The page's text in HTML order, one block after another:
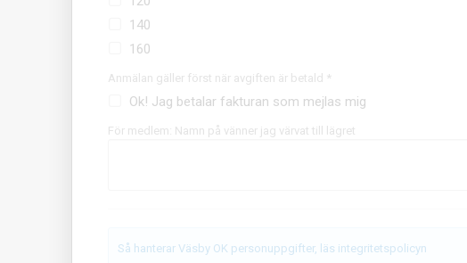
140
160
Anmälan gäller först när avgiften är betald *
Ok! Jag betalar fakturan som mejlas mig
För medlem: Namn på vänner jag värvat till lägret
Så hanterar Väsby OK personuppgifter, läs integritetspolicyn